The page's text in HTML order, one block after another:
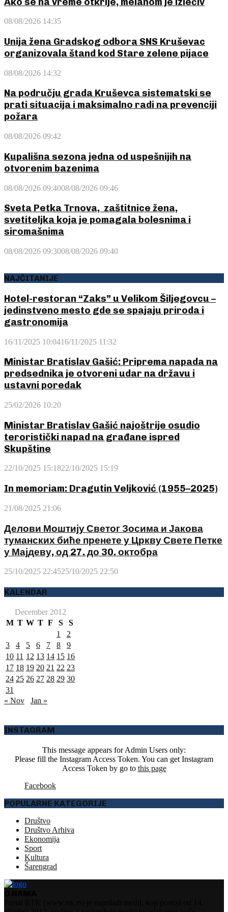
08/08/2026 14:35
Unija žena Gradskog odbora SNS Kruševac
organizovala štand kod Stare zelene pijace
08/08/2026 14:32
Na području grada Kruševca sistematski se
prati situacija i maksimalno radi na prevenciji
požara
08/08/2026 09:42
Kupališna sezona jedna od uspešnijih na
otvorenim bazenima
08/08/2026 09:4008/08/2026 09:46
Sveta Petka Trnova, zaštitnice žena,
svetiteljka koja je pomagala bolesnima i
siromašnima
08/08/2026 09:3008/08/2026 09:40
NAJČITANIJE
Hotel-restoran “Zaks” u Velikom Šiljegovcu –
jedinstveno mesto gde se spajaju priroda i
gastronomija
16/11/2025 10:0416/11/2025 11:32
Ministar Bratislav Gašić: Priprema napada na
predsednika je otvoreni udar na državu i
ustavni poredak
25/02/2026 10:20
Ministar Bratislav Gašić najoštrije osudio
teroristički napad na građane ispred
Skupštine
22/10/2025 15:1822/10/2025 15:19
In memoriam: Dragutin Veljković (1955–2025)
21/08/2025 21:06
Делови Моштију Светог Зосима и Јакова
туманских биће пренете у Цркву Свете Петке
у Мајдеву, од 27. до 30. октобра
25/10/2025 22:4525/10/2025 22:50
KALENDAR
December 2012
M T W T F S
S
1
2
3
4 5 6 7 8
9
10 11 12 13 14 15 16
17 18 19 20 21 22 23
24 25 26 27 28 29 30
31
« Nov
Jan »
INSTAGRAM
This message appears for Admin Users only:
Please fill the Instagram Access Token. You can get Instagram
Access Token by go to this page
Facebook
POPULARNE KATEGORIJE
Društvo
Društvo Arhiva
Ekonomija
Sport
Kultura
Šarengrad